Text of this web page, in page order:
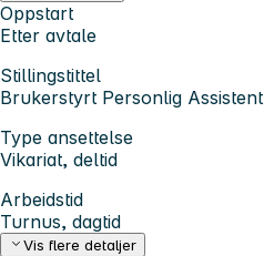
Oppstart
Etter avtale
Stillingstittel
Brukerstyrt Personlig Assistent
Type ansettelse
Vikariat, deltid
Arbeidstid
Turnus, dagtid
Vis flere detaljer